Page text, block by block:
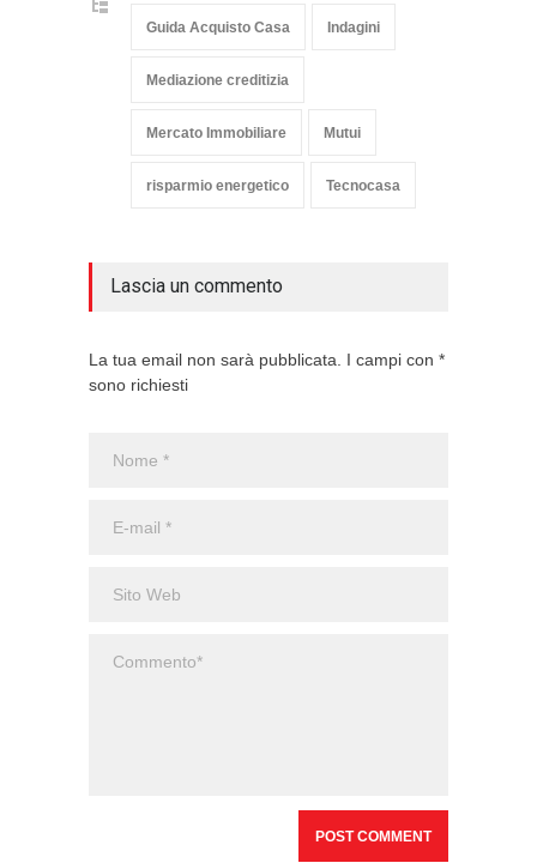
Guida Acquisto Casa Indagini
Mediazione creditizia
Mercato Immobiliare Mutui
risparmio energetico Tecnocasa
Lascia un commento
La tua email non sarà pubblicata. I campi con *
sono richiesti